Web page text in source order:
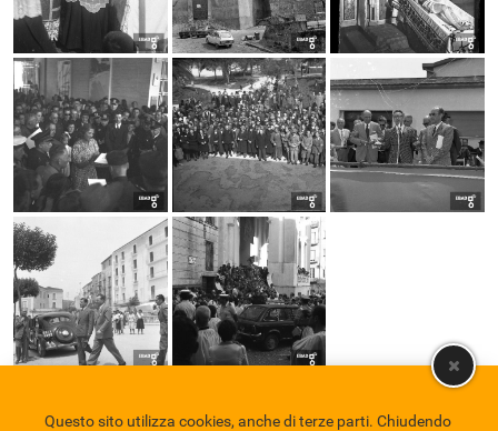
Questo sito utilizza cookies, anche di terze parti. Chiudendo